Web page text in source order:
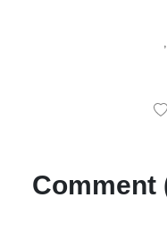
Comment